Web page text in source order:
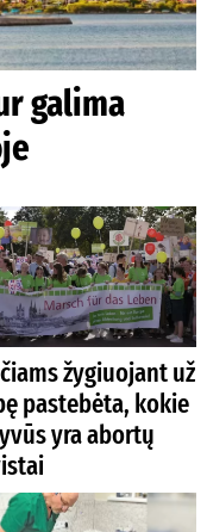
galima
žygiuojant už
pastebėta, kokie
yra abortų